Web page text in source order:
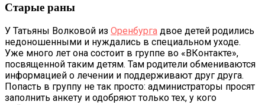
Старые раны
У Татьяны Волковой из Оренбурга двое детей родились
недоношенными и нуждались в специальном уходе.
Уже много лет она состоит в группе во «ВКонтакте»,
посвященной таким детям. Там родители обмениваются
информацией о лечении и поддерживают друг друга.
Попасть в группу не так просто: администраторы просят
заполнить анкету и одобряют только тех, у кого